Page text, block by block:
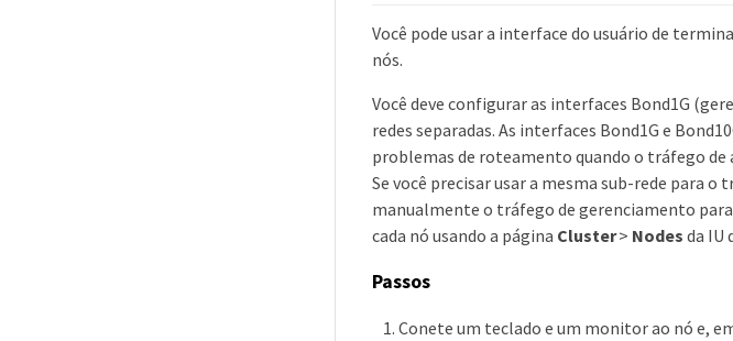
Você pode usar a interface do usuário de
nós.
Você deve configurar as interfaces Bond1G
redes separadas. As interfaces Bond1G e
problemas de roteamento quando o tráfego de
Se você precisar usar a mesma sub-rede para
manualmente o tráfego de gerenciamento
cada nó usando a página Cluster> Nodes da IU
Passos
Conete um teclado e um monitor ao nó e,